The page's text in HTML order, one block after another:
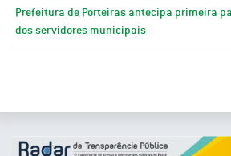
Prefeitura de Porteiras antecipa primeira
dos servidores municipais